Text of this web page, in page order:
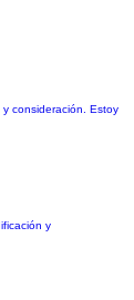
consideración. Estoy
y